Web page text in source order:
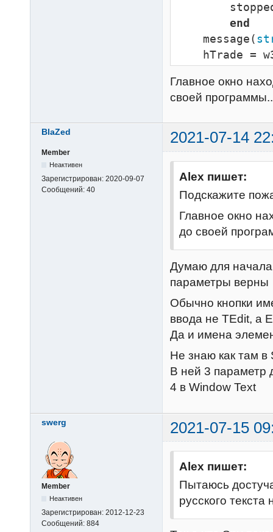
end
    message(
hTrade
if hTrade
    message(
hEdit
if hEdit
end
end
Главное окно
своей
BlaZed 2021-07-14
Member
Неактивен
Зарегистрирован: 2020-09-07
Сообщений: 40
Alex пишет:
Подскажите
Главное окно
до своей
Думаю для
параметры верны
Обычно кнопки
ввода не TEdit, а
Да и имена
Не знаю как там в
В ней 3 параметр
4 в Window Text
swerg 2021-07-15
Member
Неактивен
Зарегистрирован: 2012-12-23
Сообщений: 884
Alex пишет:
Пытаюсь
русского текста